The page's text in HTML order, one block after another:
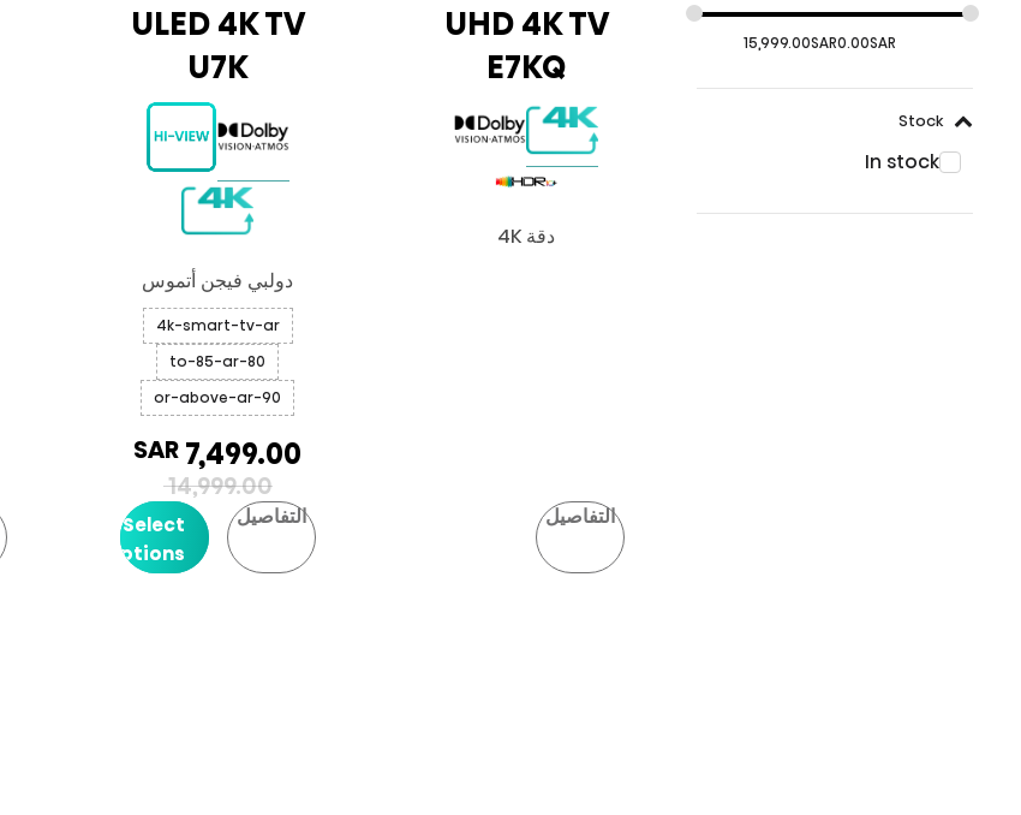
SAR
0.00
SAR
15,999.00
Stock
In stock
UHD 4K TV
E7KQ
دقة 4K
التفاصيل
ULED 4K TV
U7K
دولبي فيجن أتموس
4k-smart-tv-ar
80-to-85-ar
90-or-above-ar
SAR 7,499.00
14,999.00
التفاصيل
Select
Options